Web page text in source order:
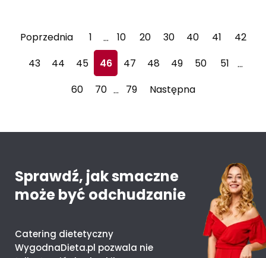
Poprzednia 1 … 10 20 30 40 41
42
43
44 45 46 47 48 49 50 51
…
60
70 … 79 Następna
Sprawdź, jak smaczne
może być odchudzanie
Catering dietetyczny
WygodnaDieta.pl pozwala nie